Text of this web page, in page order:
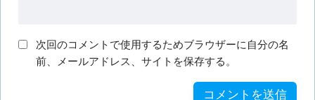
次回のコメントで使用するためブラウザーに自分の名
前、メールアドレス、サイトを保存する。